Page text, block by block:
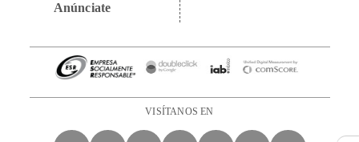
Anúnciate
VISÍTANOS EN